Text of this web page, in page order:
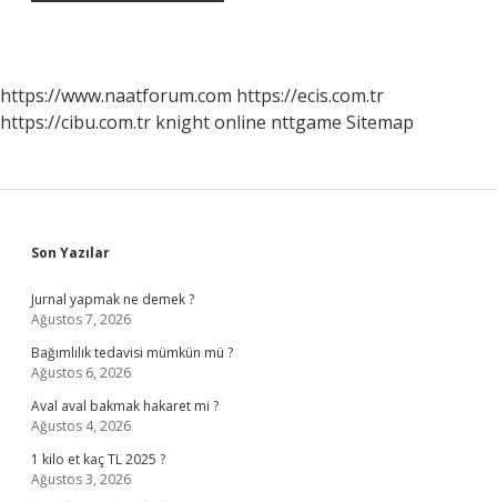
https://www.naatforum.com https://ecis.com.tr
https://cibu.com.tr knight online nttgame Sitemap
Sidebar
Son Yazılar
Jurnal yapmak ne demek ?
Ağustos 7, 2026
Bağımlılık tedavisi mümkün mü ?
Ağustos 6, 2026
Aval aval bakmak hakaret mi ?
Ağustos 4, 2026
1 kilo et kaç TL 2025 ?
Ağustos 3, 2026